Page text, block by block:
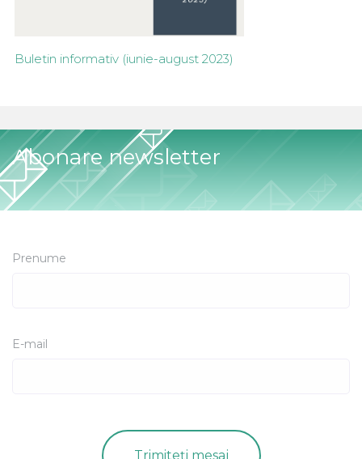
Buletin informativ (iunie-august 2023)
Abonare newsletter
Prenume
E-mail